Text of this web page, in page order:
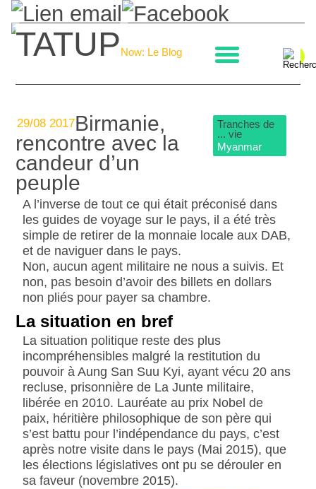
La boulangerie
TATUPNow: Le Blog
Tranches de
... vie
Myanmar
29/08 2017Birmanie,
rencontre avec la
candeur d’un
peuple
A l’inverse de tout ce qui était préconisé dans
les guides de voyage sur le pays, il a été très
simple de retirer de la monnaie locale aux DAB,
et de naviguer dans le pays.
Non, aucun agent militaire ne nous a suivis. Et
non, pas besoin d’avoir des billets en dollars
non pliés pour payer sa chambre.
La situation en bref
La situation politique reste des plus
incompréhensibles malgré la restitution du
pouvoir à Aung San Suu Kyi, ayant vécu 20 ans
recluse, prisonnière de La Junte militaire,
libérée en 2010. Lauréate au prix Nobel de
paix, héritière philosophique de son père qui
s’est battu pour l’indépendance du pays, c’est
après notre visite dans le pays (Mai 2015), que
les élections législatives ont pu se dérouler en
sa faveur (novembre 2015).